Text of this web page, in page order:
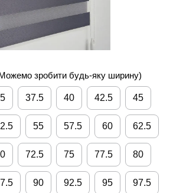
зробити будь-яку ширину)
37.5 40 42.5 45
55 57.5 60 62.5
72.5 75 77.5 80
90 92.5 95 97.5